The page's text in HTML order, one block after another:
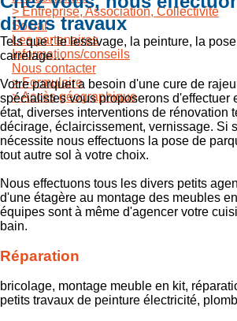
>Entreprise, Association, Collectivité
Social
Les partenaires
Informations/conseils
Nous contacter
>Formulaire
>Accès géographique
divers travaux
Tels que : le lessivage, la peinture, la
carrelage…
Votre parquet a besoin d'une cure de
spécialistes vous proposerons d'effectuer
état, diverses interventions de rénovation
décirage, éclaircissement, vernissage. Si
nécessite nous effectuons la pose de
tout autre sol à votre choix.
Nous effectuons tous les divers petits
d'une étagère au montage des meubles
équipes sont à même d'agencer votre
bain.
Réparation
bricolage, montage meuble en kit,
petits travaux de peinture électricité,